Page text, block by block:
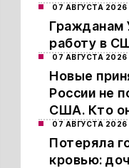
07 АВГУСТА 2026
Гражданам
работу в
07 АВГУСТА 2026
Новые
России не
США. Кто
07 АВГУСТА 2026
Потеряла
кровью: